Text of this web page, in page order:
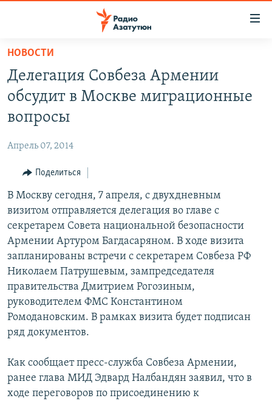
Перейти
основному
содержанию
Перейти
основной
навигации
Перейти
поиску
НОВОСТИ
ПОЛИТИКА
ЭКОНОМИКА
РЕГИОН
НАГОРНЫЙ КАРАБАХ
СПОРТ
АРХИВ
Հայերեն
English
Русский
Все сайты Радио Азатутюн
НОВОСТИ
Делегация Совбеза Армении
обсудит в Москве миграционные
вопросы
Апрель 07, 2014
Поделиться
В Москву сегодня, 7 апреля, с двухдневным
визитом отправляется делегация во главе с
секретарем Совета национальной безопасности
Армении Артуром Багдасаряном. В ходе визита
запланированы встречи с секретарем Совбеза РФ
Николаем Патрушевым, зампредседателя
правительства Дмитрием Рогозиным,
руководителем ФМС Константином
Ромодановским. В рамках визита будет подписан
ряд документов.
Как сообщает пресс-служба Совбеза Армении,
ранее глава МИД Эдвард Налбандян заявил, что в
ходе переговоров по присоединению к